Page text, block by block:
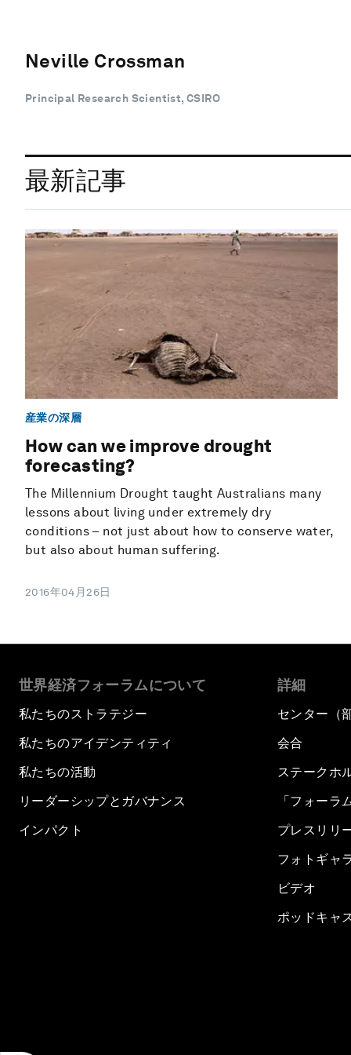
Neville Crossman
Principal Research Scientist, CSIRO
最新記事
産業の深層
How can we improve drought
forecasting?
The Millennium Drought taught Australians many
lessons about living under extremely dry
conditions – not just about how to conserve water,
but also about human suffering.
2016年04月26日
世界経済フォーラムについて
私たちのストラテジー
私たちのアイデンティティ
私たちの活動
リーダーシップとガバナンス
インパクト
詳細
センター（
会合
ステークホ
「フォーラ
プレスリリ
フォトギャ
ビデオ
ポッドキャ